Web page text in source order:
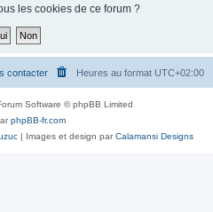
h
les cookies de ce forum ?
Heures au format UTC+02:00
contacter
Software © phpBB Limited
phpBB-fr.com
| Images et design parCalamansi Designs